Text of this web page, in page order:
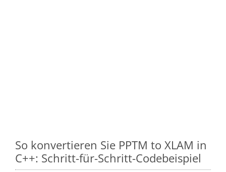
So konvertieren Sie PPTM to XLAM in
C++: Schritt-für-Schritt-Codebeispiel